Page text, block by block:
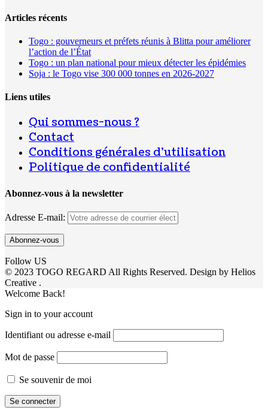
Articles récents
Togo : gouverneurs et préfets réunis à Blitta pour améliorer
l’action de l’État
Togo : un plan national pour mieux détecter les épidémies
Soja : le Togo vise 300 000 tonnes en 2026-2027
Liens utiles
Qui sommes-nous ?
Contact
Conditions générales d’utilisation
Politique de confidentialité
Abonnez-vous à la newsletter
Adresse E-mail:
Follow US
© 2023 TOGO REGARD All Rights Reserved. Design by Helios
Creative .
Welcome Back!
Sign in to your account
Identifiant ou adresse e-mail
Mot de passe
Se souvenir de moi